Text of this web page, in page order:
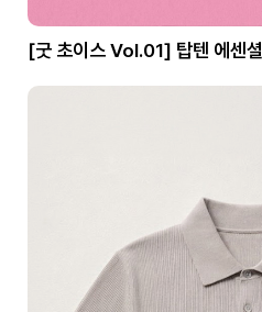
[굿 초이스 Vol.01] 탑텐 에센셜